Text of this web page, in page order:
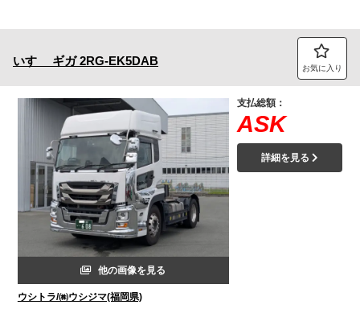
いすゞ ギガ 2RG-EK5DAB お気に入り
他の画像を見る
ウシトラ/㈱ウシジマ(福岡県)
支払総額：
ASK
詳細を見る